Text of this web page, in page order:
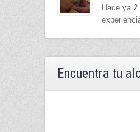
Hace ya
Encuentra tu